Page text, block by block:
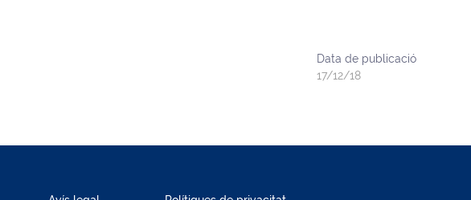
Data de publicació
17/12/18